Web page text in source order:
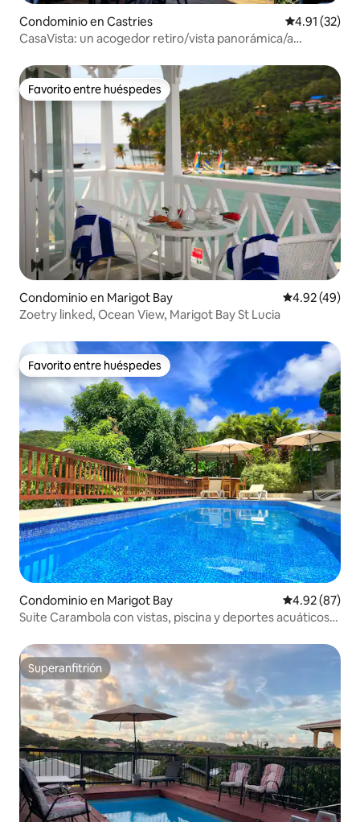
Condominio en Castries Calificación
4.91 (32)
CasaVista: un acogedor retiro/vista panorámica/a
Favorito entre huéspedes
Favorito entre huéspedes
Condominio en Marigot Bay Calificación
4.92 (49)
Zoetry linked, Ocean View, Marigot Bay St Lucia
Favorito entre huéspedes
Favorito entre huéspedes
Condominio en Marigot Bay Calificación
4.92 (87)
Suite Carambola con vistas, piscina y deportes acuáticos
Superanfitrión
Superanfitrión